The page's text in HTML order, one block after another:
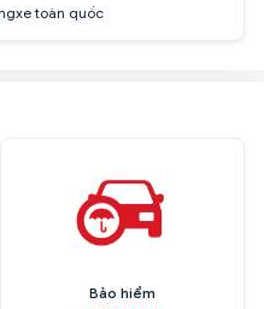
toàn quốc
Bảo hiểm